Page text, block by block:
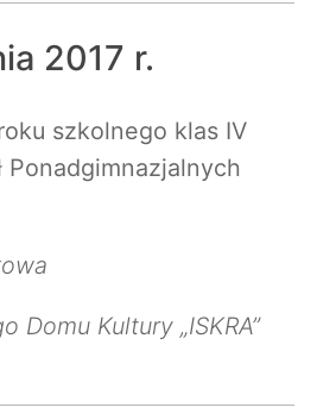
2017 r.
szkolnego klas IV
Ponadgimnazjalnych
Domu Kultury „ISKRA”